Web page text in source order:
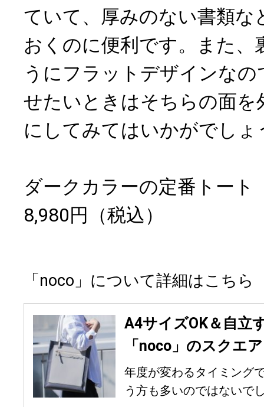
ていて、厚みのない書類な
おくのに便利です。また、
うにフラットデザインな
せたいときはそちらの面を
にしてみてはいかがでしょ
ダークカラーの定番トート
8,980円（税込）
「noco」について詳細はこちら
A4サイズOK＆自立
「noco」のスクエ
年度が変わるタイミング
う方も多いのではないで